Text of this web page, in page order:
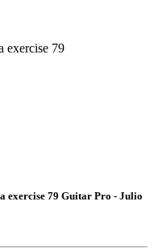
exercise 79
exercise 79 Guitar Pro - Julio